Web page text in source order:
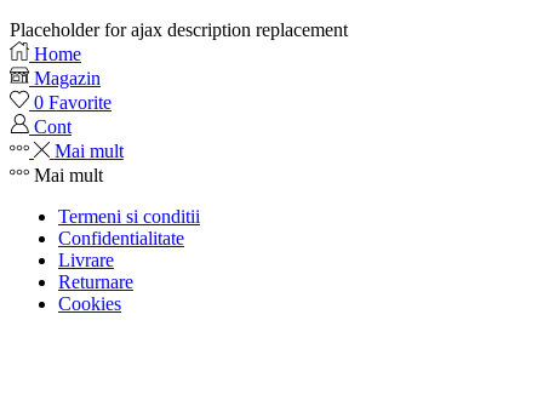
Placeholder for ajax description replacement
Home
Magazin
0 Favorite
Cont
Mai mult
Mai mult
Termeni si conditii
Confidentialitate
Livrare
Returnare
Cookies